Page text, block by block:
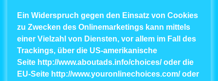
Ein Widerspruch gegen den Einsatz von Cookies
zu Zwecken des Onlinemarketings kann mittels
einer Vielzahl von Diensten, vor allem im Fall des
Trackings, über die US-amerikanische
Seite http://www.aboutads.info/choices/oder die
EU-Seite http://www.youronlinechoices.com/oder